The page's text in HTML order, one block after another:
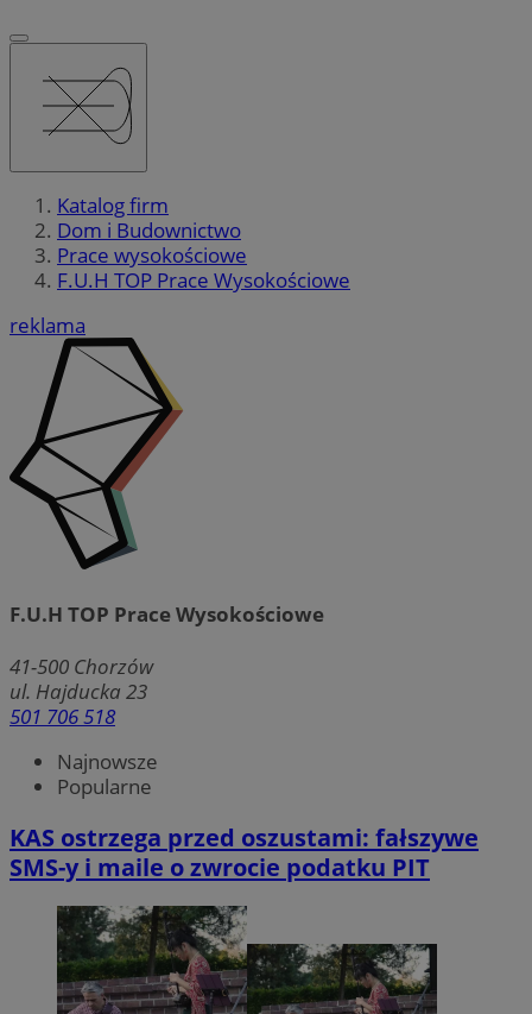
Katalog firm
Dom i Budownictwo
Prace wysokościowe
F.U.H TOP Prace Wysokościowe
reklama
F.U.H TOP Prace Wysokościowe
41-500 Chorzów
ul. Hajducka 23
501 706 518
Najnowsze
Popularne
KAS ostrzega przed oszustami: fałszywe
SMS-y i maile o zwrocie podatku PIT